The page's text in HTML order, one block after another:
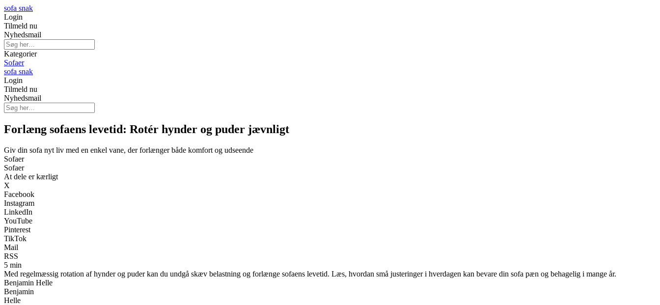
sofa snak
Login
Tilmeld nu
Nyhedsmail
Kategorier
Sofaer
sofa snak
Login
Tilmeld nu
Nyhedsmail
Forlæng sofaens levetid: Rotér hynder og puder jævnligt
Giv din sofa nyt liv med en enkel vane, der forlænger både komfort og udseende
Sofaer
Sofaer
At dele er kærligt
X
Facebook
Instagram
LinkedIn
YouTube
Pinterest
TikTok
Mail
RSS
5 min
Med regelmæssig rotation af hynder og puder kan du undgå skæv belastning og forlænge sofaens levetid. Læs, hvordan små justeringer i hverdagen kan bevare din sofa pæn og behagelig i mange år.
Benjamin Helle
Benjamin
Helle